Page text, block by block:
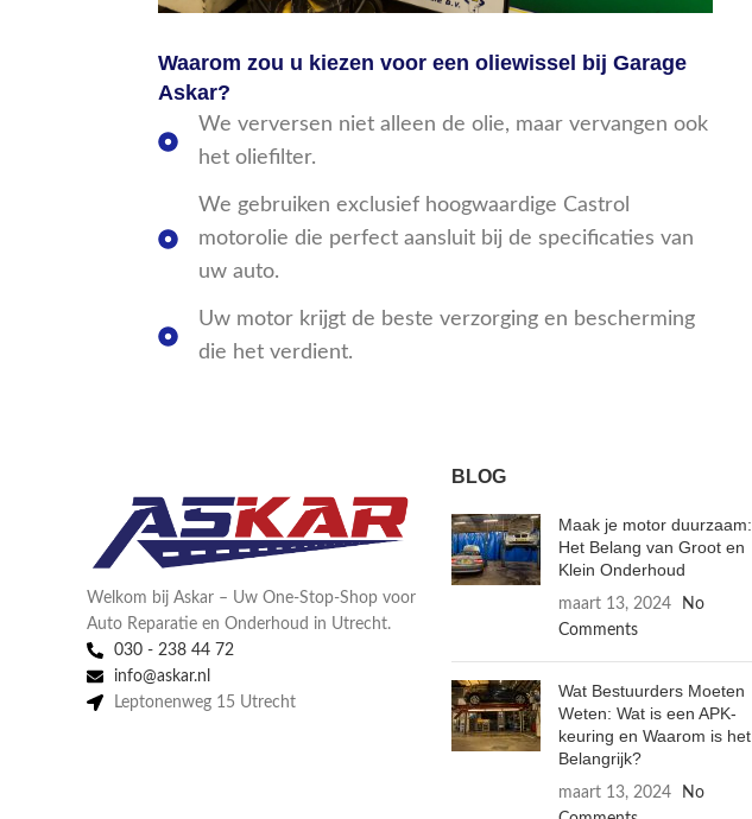
Waarom zou u kiezen voor een oliewissel bij Garage
Askar?
We verversen niet alleen de olie, maar vervangen ook
het oliefilter.
We gebruiken exclusief hoogwaardige Castrol
motorolie die perfect aansluit bij de specificaties van
uw auto.
Uw motor krijgt de beste verzorging en bescherming
die het verdient.
Welkom bij Askar – Uw One-Stop-Shop voor
Auto Reparatie en Onderhoud in Utrecht.
030 - 238 44 72
info@askar.nl
Leptonenweg 15 Utrecht
BLOG
Maak je motor duurzaam:
Het Belang van Groot en
Klein Onderhoud
maart 13, 2024
No
Comments
Wat Bestuurders Moeten
Weten: Wat is een APK-
keuring en Waarom is het
Belangrijk?
maart 13, 2024
No